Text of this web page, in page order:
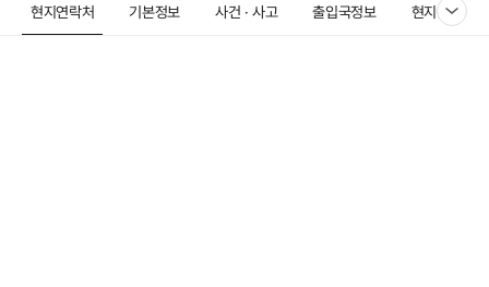
현지연락처 기본정보 사건 · 사고 출입국정보 현지문화